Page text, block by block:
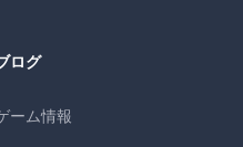
ログ
ーム情報